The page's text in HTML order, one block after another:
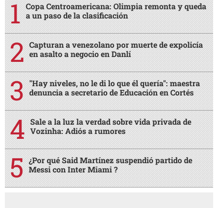
Copa Centroamericana: Olimpia remonta y queda
a un paso de la clasificación
Capturan a venezolano por muerte de expolicía
en asalto a negocio en Danlí
"Hay niveles, no le di lo que él quería": maestra
denuncia a secretario de Educación en Cortés
Sale a la luz la verdad sobre vida privada de
Vozinha: Adiós a rumores
¿Por qué Said Martínez suspendió partido de
Messi con Inter Miami ?